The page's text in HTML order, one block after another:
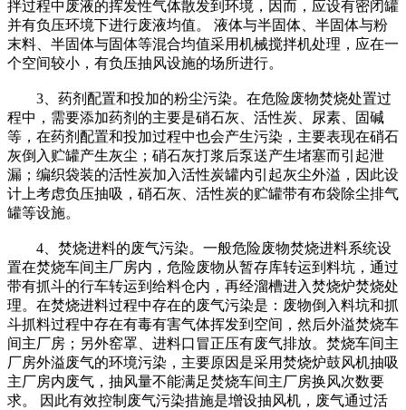
拌过程中废液的挥发性气体散发到环境，因而，应设有密闭罐
并有负压环境下进行废液均值。 液体与半固体、半固体与粉
末料、半固体与固体等混合均值采用机械搅拌机处理，应在一
个空间较小，有负压抽风设施的场所进行。
3、药剂配置和投加的粉尘污染。在危险废物焚烧处置过
程中，需要添加药剂的主要是硝石灰、活性炭、尿素、固碱
等，在药剂配置和投加过程中也会产生污染，主要表现在硝石
灰倒入贮罐产生灰尘；硝石灰打浆后泵送产生堵塞而引起泄
漏；编织袋装的活性炭加入活性炭罐内引起灰尘外溢，因此设
计上考虑负压抽吸，硝石灰、活性炭的贮罐带有布袋除尘排气
罐等设施。
4、焚烧进料的废气污染。一般危险废物焚烧进料系统设
置在焚烧车间主厂房内，危险废物从暂存库转运到料坑，通过
带有抓斗的行车转运到给料仓内，再经溜槽进入焚烧炉焚烧处
理。在焚烧进料过程中存在的废气污染是：废物倒入料坑和抓
斗抓料过程中存在有毒有害气体挥发到空间，然后外溢焚烧车
间主厂房；另外窑罩、进料口冒正压有废气排放。焚烧车间主
厂房外溢废气的环境污染，主要原因是采用焚烧炉鼓风机抽吸
主厂房内废气，抽风量不能满足焚烧车间主厂房换风次数要
求。 因此有效控制废气污染措施是增设抽风机，废气通过活